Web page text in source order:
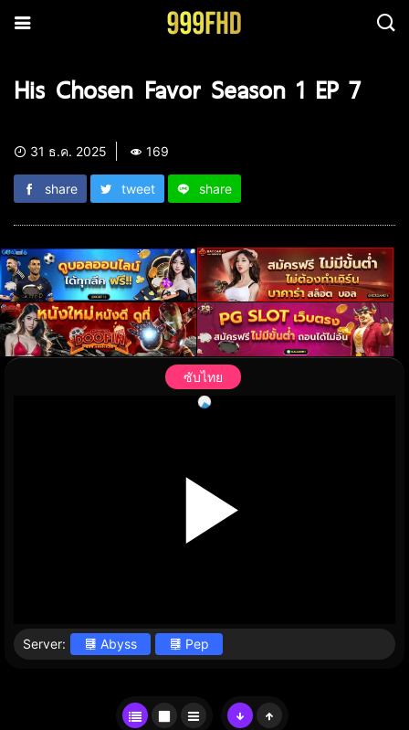
His Chosen Favor Season 1 EP 7
31 ธ.ค. 2025 169
share tweet share
ซับไทย
Server: Abyss Pep